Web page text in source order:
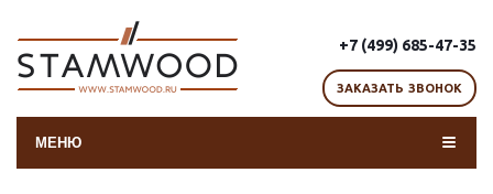
+7 (499) 685-47-35
ЗАКАЗАТЬ ЗВОНОК
МЕНЮ